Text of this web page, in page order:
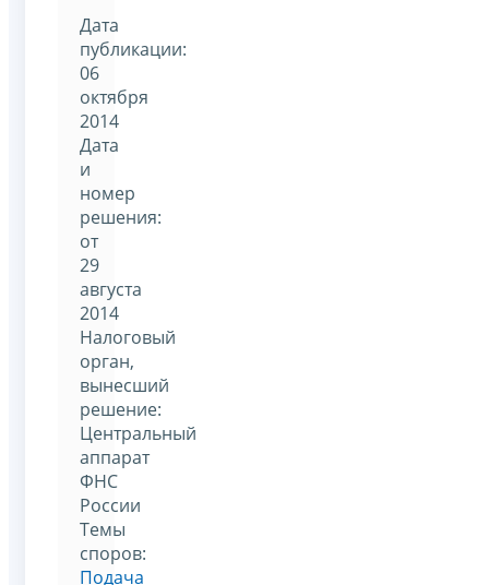
Дата
публикации:
06
октября
2014
Дата
и
номер
решения:
от
29
августа
2014
Налоговый
орган,
вынесший
решение:
Центральный
аппарат
ФНС
России
Темы
споров:
Подача